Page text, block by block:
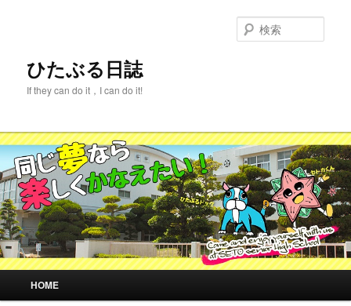
へ
移
動
移
動
ひたぶる日誌
If they can do it，I can do it!
索
HOME